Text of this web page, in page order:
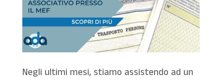
Negli ultimi mesi, stiamo assistendo ad un